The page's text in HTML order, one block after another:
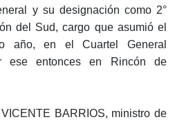
y su designación como 2°
del Sud, cargo que asumió el
año, en el Cuartel General
ese entonces en Rincón de
BARRIOS, ministro de